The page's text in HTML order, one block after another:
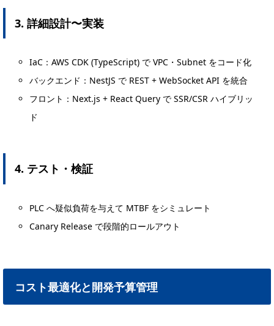
3. 詳細設計〜実装
IaC：AWS CDK (TypeScript) で VPC・Subnet をコード化
バックエンド：NestJS で REST + WebSocket API を統合
フロント：Next.js + React Query で SSR/CSR ハイブリッ
ド
4. テスト・検証
PLC へ疑似負荷を与えて MTBF をシミュレート
Canary Release で段階的ロールアウト
コスト最適化と開発予算管理